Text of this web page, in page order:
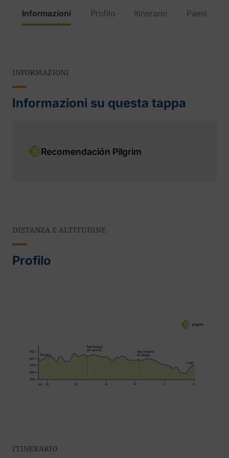
Informazioni Profilo Itinerario Paesi
INFORMAZIONI
Informazioni su questa tappa
Recomendación Pilgrim
DISTANZA E ALTITUDINE
Profilo
ITINERARIO